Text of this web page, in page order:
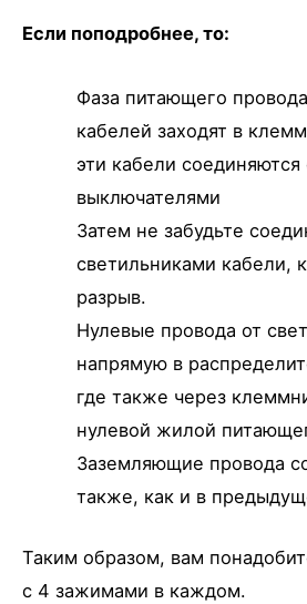
Если поподробнее, то:
Фаза питающего
кабелей заходят в
эти кабели
выключателями
Затем не забудьте
светильниками кабели,
разрыв.
Нулевые провода от
напрямую в
где также через
нулевой жилой
Заземляющие провода
также, как и в
Таким образом, вам
с 4 зажимами в каждом.